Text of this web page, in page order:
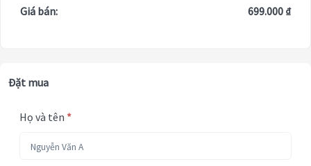
Giá bán: 699.000 ₫
Đặt mua
Họ và tên *